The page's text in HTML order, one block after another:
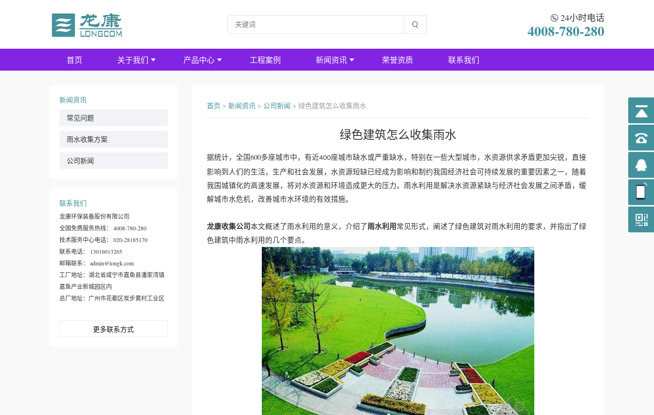
24小时电话
4008-780-280
首页 关于我们 产品中心 工程案例 新闻资讯 荣誉资质 联系我们
新闻资讯
常见问题
雨水收集方案
公司新闻
联系我们
龙康环保装备股份有限公司
全国免费服务热线： 4008-780-280
技术服务中心电话： 020-28185170
联系电话： 13016013265
邮箱联系： admin@longk.com
工厂地址：湖北省咸宁市嘉鱼县潘家湾镇
嘉鱼产业新城园区内
总厂地址：广州市花都区炭步黄村工业区
更多联系方式
首页 > 新闻资讯> 公司新闻 > 绿色建筑怎么收集雨水
绿色建筑怎么收集雨水
据统计，全国600多座城市中，有近400座城市缺水或严重缺水，特别在一些大型城市，水资源供求矛盾更加尖锐，直接
影响到人们的生活，生产和社会发展，水资源短缺已经成为影响和制约我国经济社会可持续发展的重要因素之一，随着
我国城镇化的高速发展，将对水资源和环境造成更大的压力。雨水利用是解决水资源紧缺与经济社会发展之间矛盾，缓
解城市水危机，改善城市水环境的有效措施。
龙康收集公司本文概述了雨水利用的意义，介绍了雨水利用常见形式，阐述了绿色建筑对雨水利用的要求，并指出了绿
色建筑中雨水利用的几个要点。